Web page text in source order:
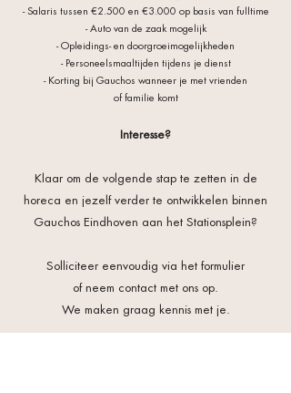
- Salaris tussen €2.500 en €3.000 op basis van fulltime
- Auto van de zaak mogelijk
- Opleidings- en doorgroeimogelijkheden
- Personeelsmaaltijden tijdens je dienst
- Korting bij Gauchos wanneer je met vrienden
of familie komt
Interesse?
Klaar om de volgende stap te zetten in de
horeca en jezelf verder te ontwikkelen binnen
Gauchos Eindhoven aan het Stationsplein?
Solliciteer eenvoudig via het formulier
of neem contact met ons op.
We maken graag kennis met je.